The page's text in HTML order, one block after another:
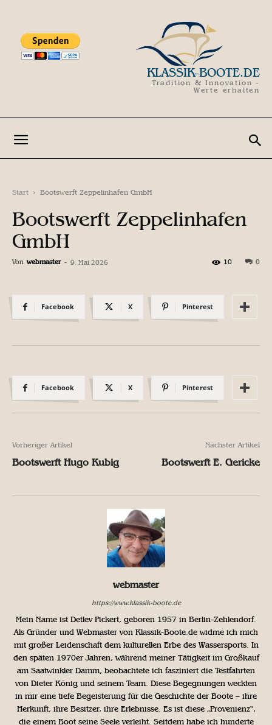
KLASSIK-BOOTE.DE
Tradition & Innovation -
Werte erhalten
Start Bootswerft Zeppelinhafen GmbH
Bootswerft Zeppelinhafen
GmbH
Von webmaster - 9. Mai 2026 0
10
Facebook X Pinterest
Facebook X Pinterest
Vorheriger Artikel
Bootswerft Hugo Kubig
Nächster Artikel
Bootswerft E. Gericke
webmaster
https://www.klassik-boote.de
Mein Name ist Detlev Pickert, geboren 1957 in Berlin-Zehlendorf.
Als Gründer und Webmaster von Klassik-Boote.de widme ich mich
mit großer Leidenschaft dem kulturellen Erbe des Wassersports. In
den späten 1970er Jahren, während meiner Tätigkeit im Großkauf
am Saatwinkler Damm, beobachtete ich fasziniert die Testfahrten
von Dieter König und seinem Team. Diese Begegnungen weckten
in mir eine tiefe Begeisterung für die Geschichte der Boote – ihre
Herkunft, ihre Besitzer, ihre Erlebnisse. Es ist diese „Provenienz“,
die einem Boot seine Seele verleiht. Seitdem habe ich hunderte